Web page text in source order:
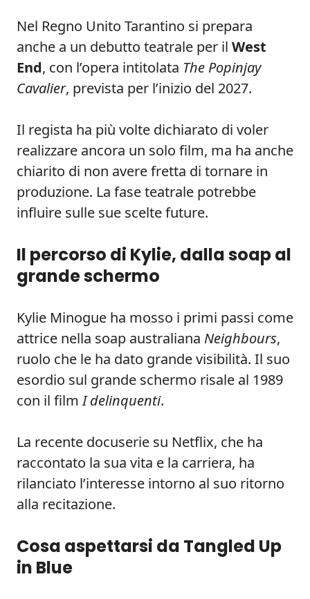
Nel Regno Unito Tarantino si prepara
anche a un debutto teatrale per il West
End, con l’opera intitolata The Popinjay
Cavalier, prevista per l’inizio del 2027.
Il regista ha più volte dichiarato di voler
realizzare ancora un solo film, ma ha anche
chiarito di non avere fretta di tornare in
produzione. La fase teatrale potrebbe
influire sulle sue scelte future.
Il percorso di Kylie, dalla soap al
grande schermo
Kylie Minogue ha mosso i primi passi come
attrice nella soap australiana Neighbours,
ruolo che le ha dato grande visibilità. Il suo
esordio sul grande schermo risale al 1989
con il filmI delinquenti.
La recente docuserie su Netflix, che ha
raccontato la sua vita e la carriera, ha
rilanciato l’interesse intorno al suo ritorno
alla recitazione.
Cosa aspettarsi da Tangled Up
in Blue